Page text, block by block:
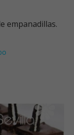
empanadillas.